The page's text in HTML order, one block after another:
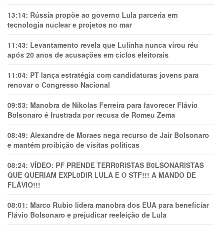
13:14: Rússia propõe ao governo Lula parceria em
tecnologia nuclear e projetos no mar
11:43: Levantamento revela que Lulinha nunca virou réu
após 20 anos de acusações em ciclos eleitorais
11:04: PT lança estratégia com candidaturas jovens para
renovar o Congresso Nacional
09:53: Manobra de Nikolas Ferreira para favorecer Flávio
Bolsonaro é frustrada por recusa de Romeu Zema
08:49: Alexandre de Moraes nega recurso de Jair Bolsonaro
e mantém proibição de visitas políticas
08:24: VÍDEO: PF PRENDE TERR0RlSTAS B0LSONARlSTAS
QUE QUERIAM EXPL0DlR LULA E O STF!!! A MANDO DE
FLÁVIO!!!
08:01: Marco Rubio lidera manobra dos EUA para beneficiar
Flávio Bolsonaro e prejudicar reeleição de Lula